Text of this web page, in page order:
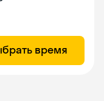
время